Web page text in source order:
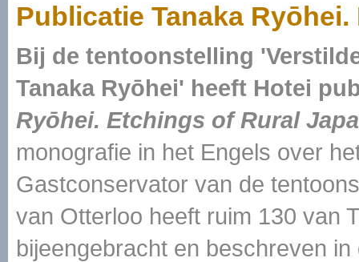
Publicatie Tanaka
Bij de tentoonstelling
Tanaka Ryōhei' heeft Hotei
Ryōhei. Etchings of Rural
monografie in het Engels over
Gastconservator van de
van Otterloo heeft ruim 130 van
bijeengebracht en beschreven